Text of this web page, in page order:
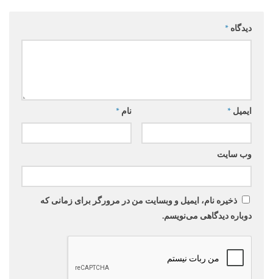
دیدگاه *
نام * ایمیل *
وب‌ سایت
ذخیره نام، ایمیل و وبسایت من در مرورگر برای زمانی که
دوباره دیدگاهی می‌نویسم.